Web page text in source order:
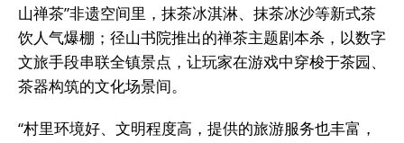
山禅茶”非遗空间里，抹茶冰淇淋、抹茶冰沙等新式茶
饮人气爆棚；径山书院推出的禅茶主题剧本杀，以数字
文旅手段串联全镇景点，让玩家在游戏中穿梭于茶园、
茶器构筑的文化场景间。
“村里环境好、文明程度高，提供的旅游服务也丰富，